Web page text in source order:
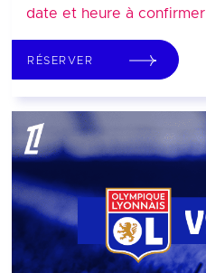
date et heure à confirmer
RÉSERVER